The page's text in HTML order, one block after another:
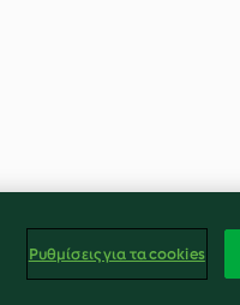
Ρυθμίσεις για τα cookies